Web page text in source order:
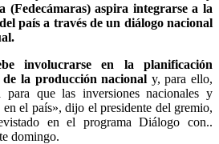
(Fedecámaras) aspira integrarse a la
país a través de un diálogo nacional
involucrarse en la planificación
la producción nacional y, para ello,
para que las inversiones nacionales y
en el país», dijo el presidente del gremio,
en el programa Diálogo con..
domingo.